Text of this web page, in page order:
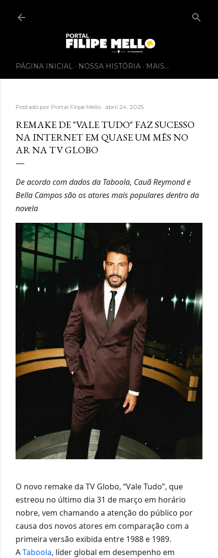
PÁGINA INICIAL NOSSA HISTÓRIA MAIS…
Postado por Portal Filipe Mello abril 24, 2025
REMAKE DE "VALE TUDO" FAZ SUCESSO
NA INTERNET EM QUASE UM MÊS NO
AR NA TV GLOBO
De acordo com dados da Taboola, Cauã Reymond e
Bella Campos são os atores mais populares dentro da
novela
O novo remake da TV Globo, “Vale Tudo”, que
estreou no último dia 31 de março em horário
nobre, vem chamando a atenção do público por
causa dos novos atores em comparação com a
primeira versão exibida entre 1988 e 1989.
ATaboola, líder global em desempenho em